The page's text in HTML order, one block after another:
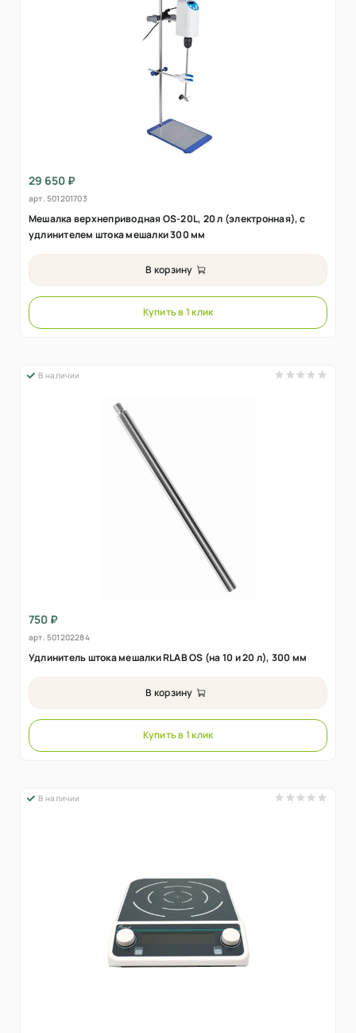
29 650 ₽
арт. 501201703
Мешалка верхнеприводная OS-20L, 20 л (электронная), с
удлинителем штока мешалки 300 мм
В корзину
Купить в 1 клик
В наличии
750 ₽
арт. 501202284
Удлинитель штока мешалки RLAB OS (на 10 и 20 л), 300 мм
В корзину
Купить в 1 клик
В наличии